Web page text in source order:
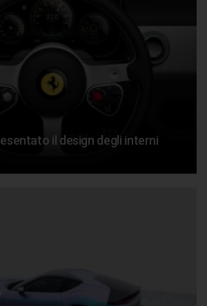
il design degli interni